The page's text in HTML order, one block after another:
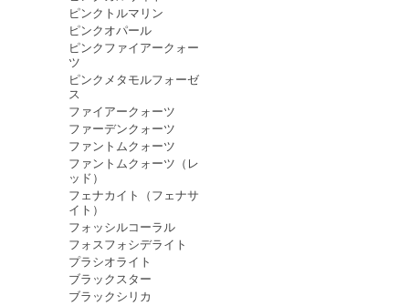
ピンクトルマリン
ピンクオパール
ピンクファイアークォー
ツ
ピンクメタモルフォーゼ
ス
ファイアークォーツ
ファーデンクォーツ
ファントムクォーツ
ファントムクォーツ（レ
ッド）
フェナカイト（フェナサ
イト）
フォッシルコーラル
フォスフォシデライト
プラシオライト
ブラックスター
ブラックシリカ